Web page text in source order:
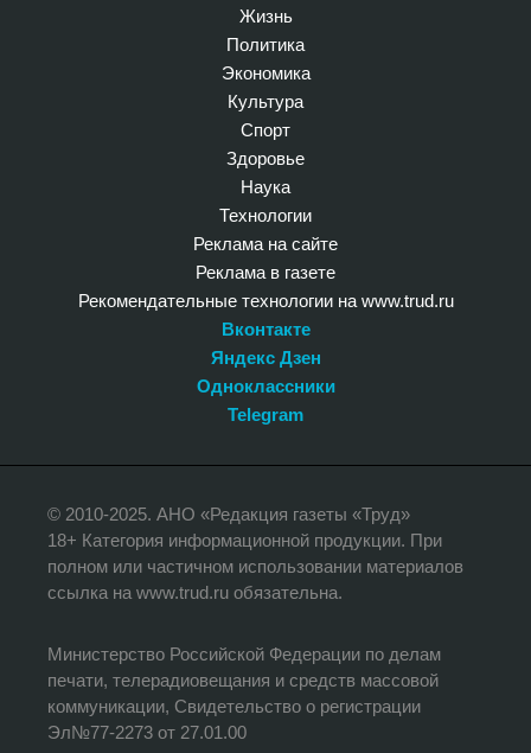
Жизнь
Политика
Экономика
Культура
Спорт
Здоровье
Наука
Технологии
Реклама на сайте
Реклама в газете
Рекомендательные технологии на www.trud.ru
Вконтакте
Яндекс Дзен
Одноклассники
Telegram
© 2010-2025. АНО «Редакция газеты «Труд»
18+ Категория информационной продукции. При
полном или частичном использовании материалов
ссылка на www.trud.ru обязательна.
Министерство Российской Федерации по делам
печати, телерадиовещания и средств массовой
коммуникации, Свидетельство о регистрации
Эл№77-2273 от 27.01.00